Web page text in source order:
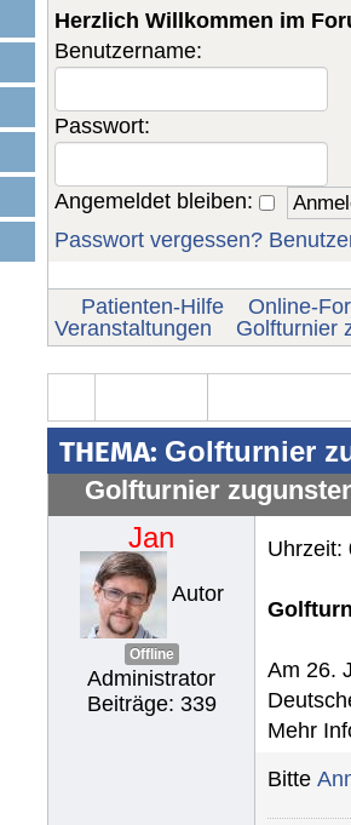
Herzlich Willkommen im
Benutzername:
Passwort:
Angemeldet bleiben:
Passwort vergessen?
Patienten-Hilfe Online-
Veranstaltungen
Golfturnier
THEMA: Golfturnier
Golfturnier
Jan
Autor
Offline
Administrator
Beiträge: 339
Uhrzeit:
Am 26.
Mehr
Bitte